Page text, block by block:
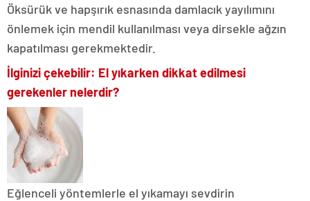
Öksürük ve hapşırık esnasında damlacık yayılımını
önlemek için mendil kullanılması veya dirsekle ağzın
kapatılması gerekmektedir.
İlginizi çekebilir: El yıkarken dikkat edilmesi
gerekenler nelerdir?
Eğlenceli yöntemlerle el yıkamayı sevdirin